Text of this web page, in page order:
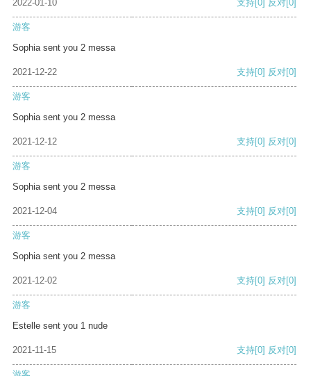
2022-01-10 支持[0] 反对[0]
游客
Sophia sent you 2 messa
2021-12-22 支持[0] 反对[0]
游客
Sophia sent you 2 messa
2021-12-12 支持[0] 反对[0]
游客
Sophia sent you 2 messa
2021-12-04 支持[0] 反对[0]
游客
Sophia sent you 2 messa
2021-12-02 支持[0] 反对[0]
游客
Estelle sent you 1 nude
2021-11-15 支持[0] 反对[0]